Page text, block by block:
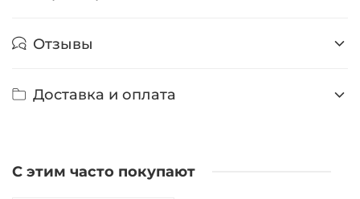
Отзывы
Доставка и оплата
С этим часто покупают